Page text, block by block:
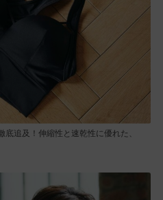
追及！伸縮性と速乾性に優れた、